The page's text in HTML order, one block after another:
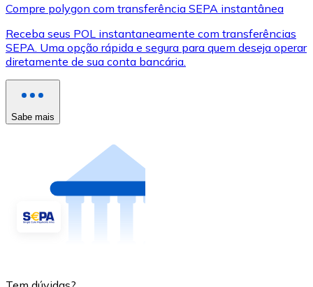
Compre polygon com transferência SEPA instantânea
Receba seus POL instantaneamente com transferências
SEPA. Uma opção rápida e segura para quem deseja operar
diretamente de sua conta bancária.
Sabe mais